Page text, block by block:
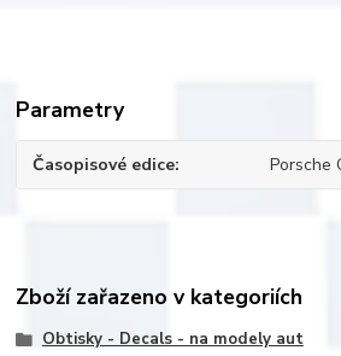
Parametry
Časopisové edice Porsche
Zboží zařazeno v kategoriích
Obtisky - Decals - na modely aut